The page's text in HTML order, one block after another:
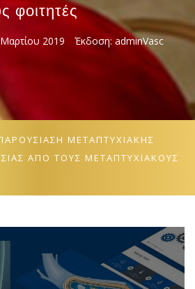
φοιτητές
2019 Έκδοση: adminVasc
ΜΕΤΑΠΤΥΧΙΑΚΉΣ
ΑΠΌ ΤΟΥΣ ΜΕΤΑΠΤΥΧΙΑΚΟΎΣ